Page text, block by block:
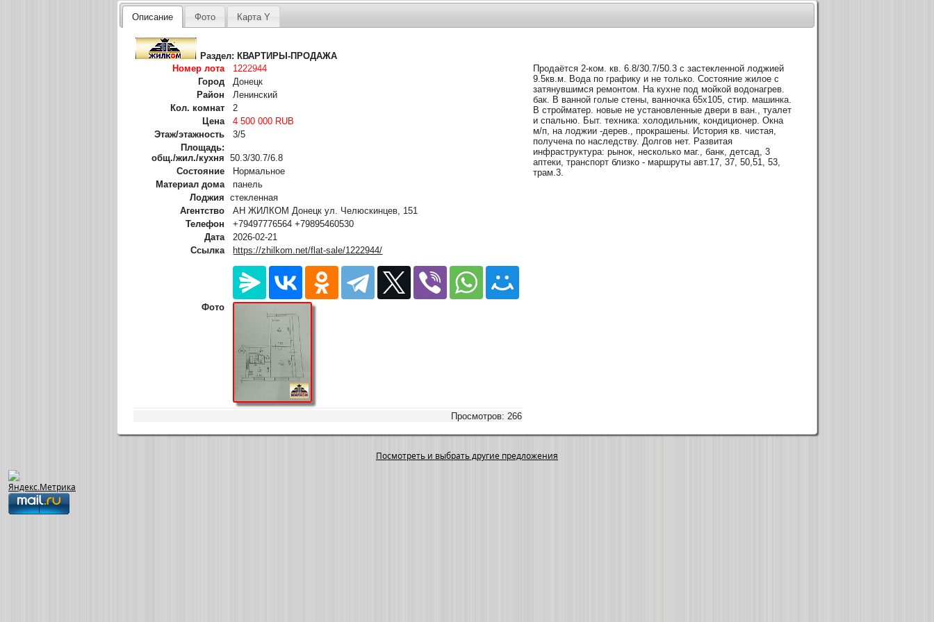
Описание Фото Карта Y
Раздел:КВАРТИРЫ-ПРОДАЖА
Номер лота
1222944
Город
Донецк
Район
Ленинский
Кол. комнат
2
Цена
4 500 000 RUB
Этаж/этажность
3/5
Площадь:
общ./жил./кухня
50.3/30.7/6.8
Состояние
Нормальное
Материал дома
панель
Лоджия
стекленная
Агентство
АН ЖИЛКОМ Донецк ул. Челюскинцев, 151
Телефон
+79497776564 +79895460530
Дата
2026-02-21
Ссылка
https://zhilkom.net/flat-sale/1222944/
Фото
Просмотров: 266
Продаётся 2-ком. кв. 6.8/30.7/50.3 с застекленной лоджией
9.5кв.м. Вода по графику и не только. Состояние жилое с
затянувшимся ремонтом. На кухне под мойкой водонагрев.
бак. В ванной голые стены, ванночка 65х105, стир. машинка.
В стройматер. новые не установленные двери в ван., туалет
и спальню. Быт. техника: холодильник, кондиционер. Окна
м/п, на лоджии -дерев., прокрашены. История кв. чистая,
получена по наследству. Долгов нет. Развитая
инфраструктура: рынок, несколько маг., банк, детсад, 3
аптеки, транспорт близко - маршруты авт.17, 37, 50,51, 53,
трам.3.
Посмотреть и выбрать другие предложения